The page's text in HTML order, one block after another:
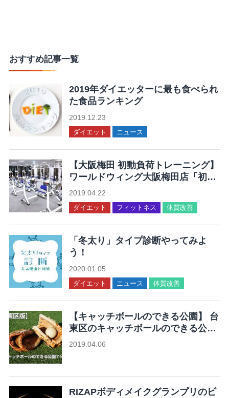
おすすめ記事一覧
2019年ダイエッターに最も食べられ
た食品ランキング
2019.12.23
ダイエット ニュース
【大阪梅田 初動負荷トレーニング】
ワールドウィング大阪梅田店「初動
負荷トレーニングが体験できる」
2019.04.22
ダイエット フィットネス 体質改善
「冬太り」タイプ診断やってみよ
う！
2020.01.05
ダイエット ニュース 体質改善
【キャッチボールのできる公園】 台
東区のキャッチボールのできる公園
7ヶ所まとめ
2019.04.06
RIZAPボディメイクグランプリのビ